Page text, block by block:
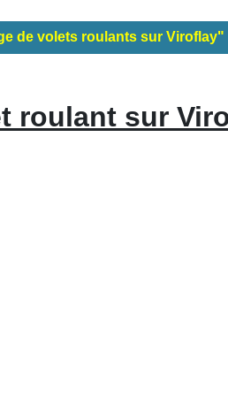
de volets roulants sur Viroflay"
roulant sur